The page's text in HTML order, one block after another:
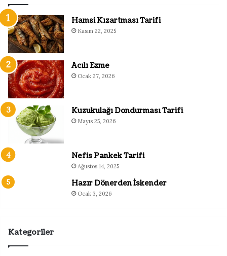
Hamsi Kızartması Tarifi
Kasım 22, 2025
Acılı Ezme
Ocak 27, 2026
Kuzukulağı Dondurması Tarifi
Mayıs 25, 2026
Nefis Pankek Tarifi
Ağustos 14, 2025
Hazır Dönerden İskender
Ocak 3, 2026
Kategoriler